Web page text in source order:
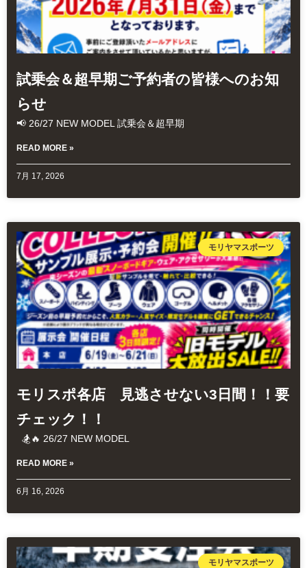
試乗会＆超早期ご予約者の皆様へのお知
らせ
📢 26/27 NEW MODEL 試乗会＆超早期
READ MORE »
7月 17, 2026
モリヤマスポーツ
モリスポ各店 見逃させない3日間！！要
チェック！！
🏂🔥 26/27 NEW MODEL
READ MORE »
6月 16, 2026
モリヤマスポーツ